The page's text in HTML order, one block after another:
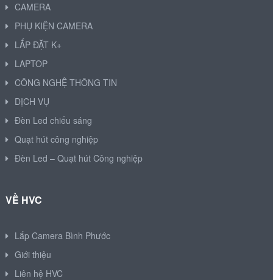
CAMERA
PHỤ KIỆN CAMERA
LẮP ĐẶT K+
LAPTOP
CÔNG NGHỆ THÔNG TIN
DỊCH VỤ
Đèn Led chiếu sáng
Quạt hút công nghiệp
Đèn Led – Quạt hút Công nghiệp
VỀ HVC
Lắp Camera Bình Phước
Giới thiệu
Liên hệ HVC